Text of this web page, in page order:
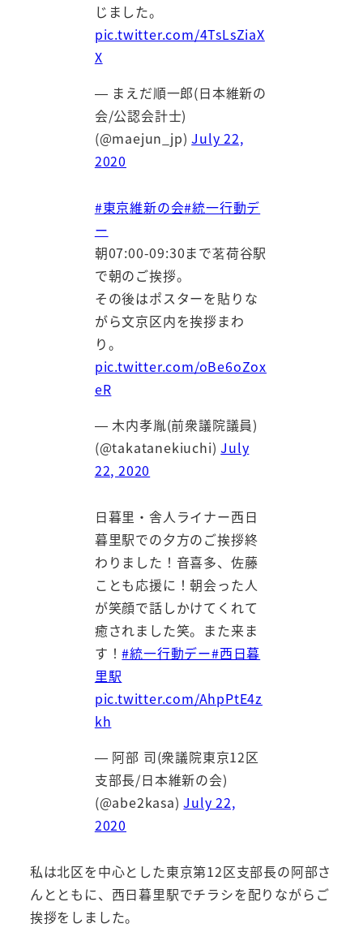
じました。
pic.twitter.com/4TsLsZiaX
X
— まえだ順一郎(日本維新の
会/公認会計士)
(@maejun_jp)July 22,
2020
#東京維新の会#統一行動デ
ー
朝07:00-09:30まで茗荷谷駅
で朝のご挨拶。
その後はポスターを貼りな
がら文京区内を挨拶まわ
り。
pic.twitter.com/oBe6oZox
eR
— 木内孝胤(前衆議院議員)
(@takatanekiuchi)July
22, 2020
日暮里・舎人ライナー西日
暮里駅での夕方のご挨拶終
わりました！音喜多、佐藤
ことも応援に！朝会った人
が笑顔で話しかけてくれて
癒されました笑。また来ま
す！#統一行動デー#西日暮
里駅
pic.twitter.com/AhpPtE4z
kh
— 阿部 司(衆議院東京12区
支部長/日本維新の会)
(@abe2kasa)July 22,
2020
私は北区を中心とした東京第12区支部長の阿部さ
んとともに、西日暮里駅でチラシを配りながらご
挨拶をしました。